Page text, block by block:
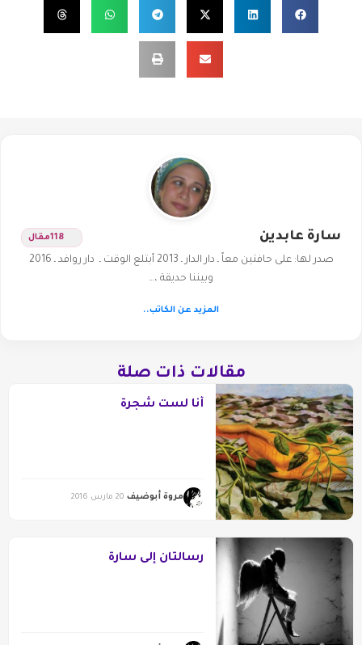
سارة عابدين 118مقال
صدر لها: على حافتين معاً ـ دار الدار ـ 2013 أبتلع الوقت ـ دار روافد ـ 2016
وبيننا حديقة ،…
المزيد عن الكاتب..
مقالات ذات صلة
أنا لست شجرة
مروة أبوضيف 20 مارس 2016
رسالتان إلى سارة